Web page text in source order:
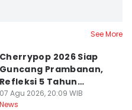
See More
Cherrypop 2026 Siap
Guncang Prambanan,
Refleksi 5 Tahun
Perjalanan
07 Agu 2026, 20:09 WIB
News